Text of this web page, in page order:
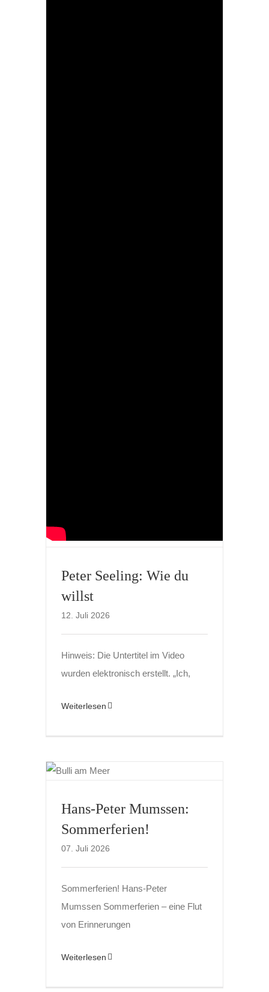
Peter Seeling: Wie du
willst
12. Juli 2026
Hinweis: Die Untertitel im Video
wurden elektronisch erstellt. „Ich,
Weiterlesen
Hans-Peter Mumssen:
Sommerferien!
07. Juli 2026
Sommerferien! Hans-Peter
Mumssen Sommerferien – eine Flut
von Erinnerungen
Weiterlesen